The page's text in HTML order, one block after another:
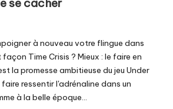
à nouveau votre flingue dans
Time Crisis ? Mieux : le faire en
la promesse ambitieuse du jeu Under
ressentir l'adrénaline dans un
à la belle époque...